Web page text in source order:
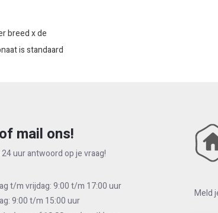
breed x de
is standaard
zijn afkomstig van
haalt of dat je kiest
van 98 centimeter.
willen toepassen
mail ons!
uur antwoord op je vraag!
t/m vrijdag: 9:00 t/m 17:00 uur
9:00 t/m 15:00 uur
Meld